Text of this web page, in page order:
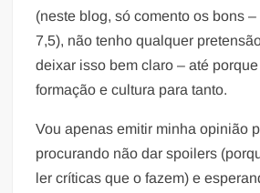
(neste blog, só comento os bons
7,5), não tenho qualquer
deixar isso bem claro – até
formação e cultura para tanto.
Vou apenas emitir minha opinião
procurando não dar spoilers
ler críticas que o fazem) e